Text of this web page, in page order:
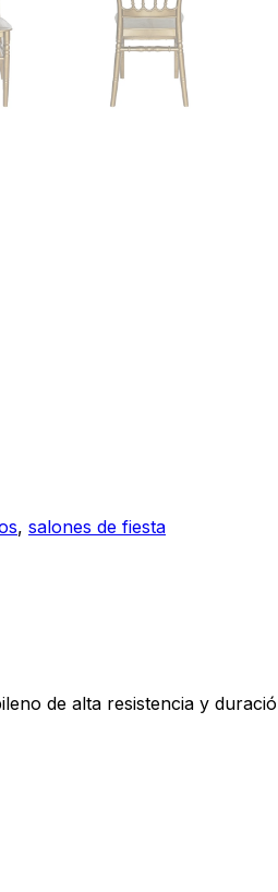
, salones de fiesta
de alta resistencia y